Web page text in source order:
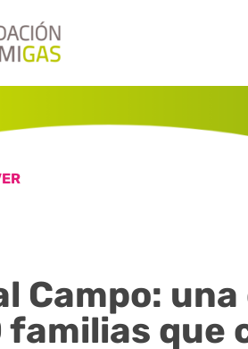
Campo:
familias que